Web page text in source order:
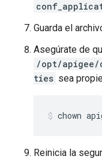
Guarda el
Asegúrate de
/opt/apigee/
ties sea
chown
Reinicia la